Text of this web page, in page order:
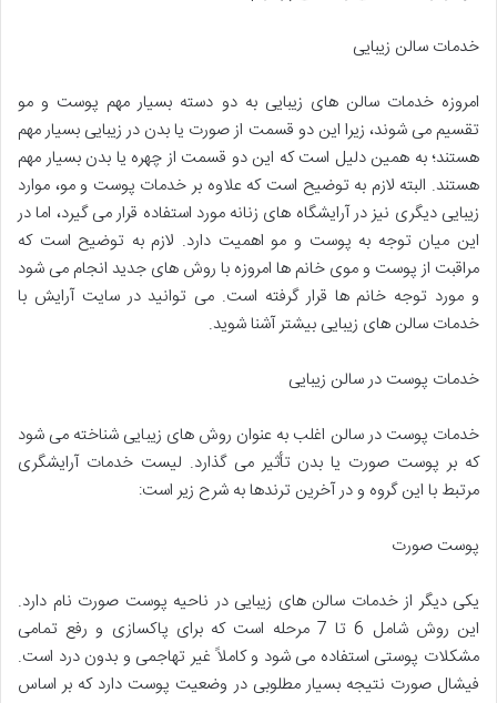
خدمات سالن زیبایی
امروزه خدمات سالن های زیبایی به دو دسته بسیار مهم پوست و مو
تقسیم می شوند، زیرا این دو قسمت از صورت یا بدن در زیبایی بسیار مهم
هستند؛ به همین دلیل است که این دو قسمت از چهره یا بدن بسیار مهم
هستند. البته لازم به توضیح است که علاوه بر خدمات پوست و مو، موارد
زیبایی دیگری نیز در آرایشگاه های زنانه مورد استفاده قرار می گیرد، اما در
این میان توجه به پوست و مو اهمیت دارد. لازم به توضیح است که
مراقبت از پوست و موی خانم ها امروزه با روش های جدید انجام می شود
و مورد توجه خانم ها قرار گرفته است. می توانید در سایت آرایش با
خدمات سالن های زیبایی بیشتر آشنا شوید.
خدمات پوست در سالن زیبایی
خدمات پوست در سالن اغلب به عنوان روش های زیبایی شناخته می شود
که بر پوست صورت یا بدن تأثیر می گذارد. لیست خدمات آرایشگری
مرتبط با این گروه و در آخرین ترندها به شرح زیر است:
پوست صورت
یکی دیگر از خدمات سالن های زیبایی در ناحیه پوست صورت نام دارد.
این روش شامل 6 تا 7 مرحله است که برای پاکسازی و رفع تمامی
مشکلات پوستی استفاده می شود و کاملاً غیر تهاجمی و بدون درد است.
فیشال صورت نتیجه بسیار مطلوبی در وضعیت پوست دارد که بر اساس